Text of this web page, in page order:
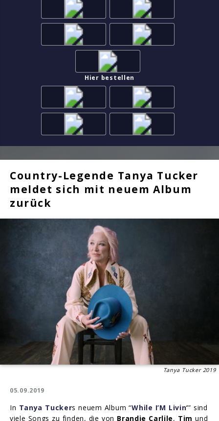
Hier bestellen
Country-Legende Tanya Tucker
meldet sich mit neuem Album
zurück
Tanya Tucker 2019
05.09.2019
In Tanya Tuckers neuem Album “While I’M Livin‘” sind
viele Songs zu finden, die von Brandie Carlile, Tim und